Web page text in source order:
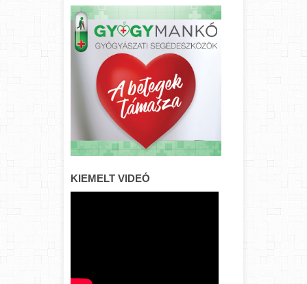
KIEMELT VIDEÓ